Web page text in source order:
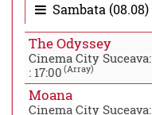
Sambata (08.08)
The Odyssey
Cinema City Suceava:
: 17:00 (Array)
Moana
Cinema City Suceava: